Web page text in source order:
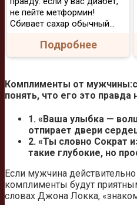
не пейте метформин!
Сбивает сахар обычный...
Подробнее
Комплименты от
понять, что его это правда
1. «Ваша улыбка —
отпирает двери
2. «Ты словно Сократ
такие глубокие, но
Если мужчина
комплименты будут
словах Джона Локка,